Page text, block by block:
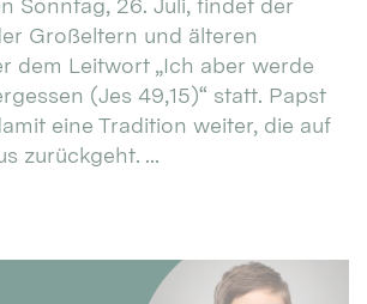
Sonntag, 26. Juli, findet der
Großeltern und älteren
dem Leitwort „Ich aber werde
(Jes 49,15)“ statt. Papst
eine Tradition weiter, die auf
zurückgeht. ...